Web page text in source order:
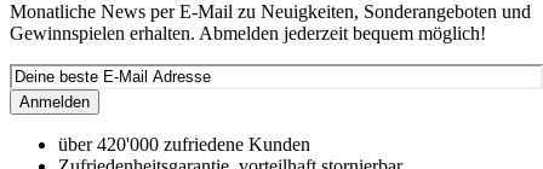
Monatliche News per E-Mail zu Neuigkeiten, Sonderangeboten und
Gewinnspielen erhalten. Abmelden jederzeit bequem möglich!
Anmelden
über 420'000 zufriedene Kunden